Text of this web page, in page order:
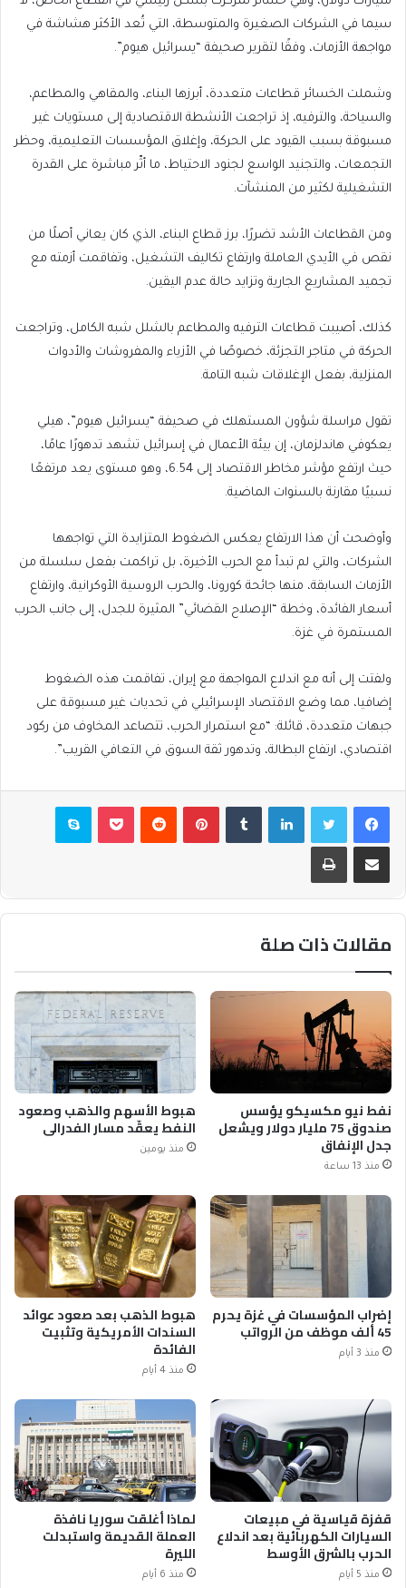
سيما في الشركات الصغيرة والمتوسطة، التي تُعد الأكثر هشاشة في
مواجهة الأزمات، وفقًا لتقرير صحيفة “يسرائيل هيوم”.
وشملت الخسائر قطاعات متعددة، أبرزها البناء، والمقاهي والمطاعم،
والسياحة، والترفيه، إذ تراجعت الأنشطة الاقتصادية إلى مستويات غير
مسبوقة بسبب القيود على الحركة، وإغلاق المؤسسات التعليمية، وحظر
التجمعات، والتجنيد الواسع لجنود الاحتياط، ما أثّر مباشرة على القدرة
التشغيلية لكثير من المنشآت.
ومن القطاعات الأشد تضررًا، برز قطاع البناء، الذي كان يعاني أصلًا من
نقص في الأيدي العاملة وارتفاع تكاليف التشغيل، وتفاقمت أزمته مع
تجميد المشاريع الجارية وتزايد حالة عدم اليقين.
كذلك، أصيبت قطاعات الترفيه والمطاعم بالشلل شبه الكامل، وتراجعت
الحركة في متاجر التجزئة، خصوصًا في الأزياء والمفروشات والأدوات
المنزلية، بفعل الإغلاقات شبه التامة.
تقول مراسلة شؤون المستهلك في صحيفة “يسرائيل هيوم”، هيلي
يعكوفي هاندلزمان، إن بيئة الأعمال في إسرائيل تشهد تدهورًا عامًا،
حيث ارتفع مؤشر مخاطر الاقتصاد إلى 6.54، وهو مستوى يعد مرتفعًا
نسبيًا مقارنة بالسنوات الماضية.
وأوضحت أن هذا الارتفاع يعكس الضغوط المتزايدة التي تواجهها
الشركات، والتي لم تبدأ مع الحرب الأخيرة، بل تراكمت بفعل سلسلة من
الأزمات السابقة، منها جائحة كورونا، والحرب الروسية الأوكرانية، وارتفاع
أسعار الفائدة، وخطة “الإصلاح القضائي” المثيرة للجدل، إلى جانب الحرب
المستمرة في غزة.
ولفتت إلى أنه مع اندلاع المواجهة مع إيران، تفاقمت هذه الضغوط
إضافيا، مما وضع الاقتصاد الإسرائيلي في تحديات غير مسبوقة على
جبهات متعددة، قائلة: “مع استمرار الحرب، تتصاعد المخاوف من ركود
اقتصادي، ارتفاع البطالة، وتدهور ثقة السوق في التعافي القريب”.
فيسبوكتويتر لينكدإن بينتيريست بوكيت سكايب
مشاركة عبر البريد طباعة
مقالات ذات صلة
نفط نيو مكسيكو يؤسس
صندوق 75 مليار دولار ويشعل
جدل الإنفاق
منذ 13 ساعة
هبوط الأسهم والذهب وصعود
النفط يعقّد مسار الفدرالي
منذ يومين
إضراب المؤسسات في غزة يحرم
45 ألف موظف من الرواتب
منذ 3 أيام
هبوط الذهب بعد صعود عوائد
السندات الأمريكية وتثبيت
الفائدة
منذ 4 أيام
قفزة قياسية في مبيعات
السيارات الكهربائية بعد اندلاع
الحرب بالشرق الأوسط
منذ 5 أيام
لماذا أغلقت سوريا نافذة
العملة القديمة واستبدلت
الليرة
منذ 6 أيام